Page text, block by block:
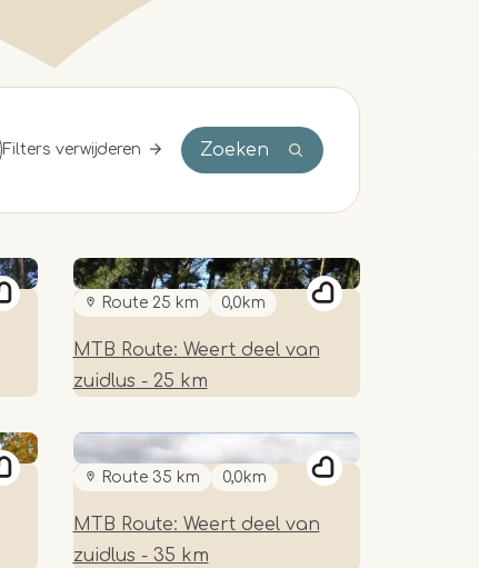
Filters verwijderen Zoeken
Route 25 km 0,0km
MTB Route: Weert deel van
zuidlus - 25 km
Route 35 km 0,0km
MTB Route: Weert deel van
zuidlus - 35 km